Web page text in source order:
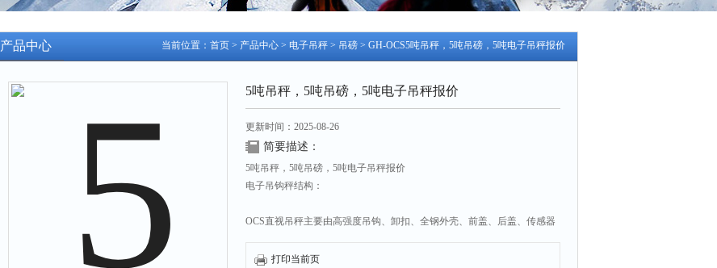
当前位置： 首页 > 产品中心 > 电子吊秤 > 吊磅 > GH-OCS5吨吊秤，5吨吊磅，5吨电子吊秤报价
产品中心
5吨吊秤，5吨吊磅，5吨电子吊秤报价
更新时间：2025-08-26
简要描述：
5吨吊秤，5吨吊磅，5吨电子吊秤报价
电子吊钩秤结构：
OCS直视吊秤主要由高强度吊钩、卸扣、全钢外壳、前盖、后盖、传感器
行表面镀镍处理，全钢外壳采用特殊防腐工艺处理，整秤外形美观，安全
打印当前页